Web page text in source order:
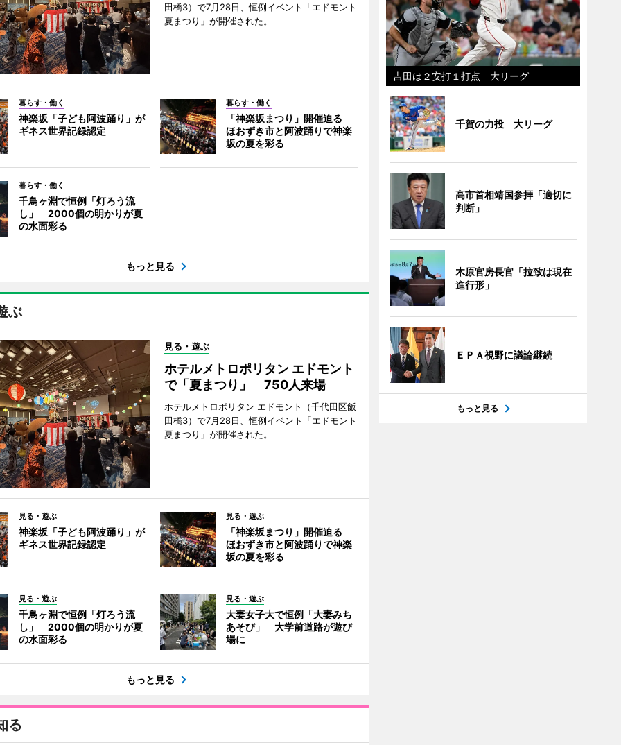
田橋3）で7月28日、恒例イベント「エドモント
夏まつり」が開催された。
暮らす・働く
神楽坂「子ども阿波踊り」が
ギネス世界記録認定
暮らす・働く
「神楽坂まつり」開催迫る
ほおずき市と阿波踊りで神楽
坂の夏を彩る
暮らす・働く
千鳥ヶ淵で恒例「灯ろう流
し」 2000個の明かりが夏
の水面彩る
もっと見る
ぶ
見る・遊ぶ
ホテルメトロポリタン エドモント
で「夏まつり」 750人来場
ホテルメトロポリタン エドモント（千代田区飯
田橋3）で7月28日、恒例イベント「エドモント
夏まつり」が開催された。
見る・遊ぶ
神楽坂「子ども阿波踊り」が
ギネス世界記録認定
見る・遊ぶ
「神楽坂まつり」開催迫る
ほおずき市と阿波踊りで神楽
坂の夏を彩る
見る・遊ぶ
千鳥ヶ淵で恒例「灯ろう流
し」 2000個の明かりが夏
の水面彩る
見る・遊ぶ
大妻女子大で恒例「大妻みち
あそび」 大学前道路が遊び
場に
もっと見る
る
吉田は２安打１打点 大リーグ
千賀の力投 大リーグ
高市首相靖国参拝「適切に
判断」
木原官房長官「拉致は現在
進行形」
ＥＰＡ視野に議論継続
もっと見る